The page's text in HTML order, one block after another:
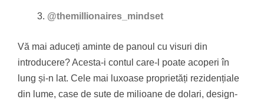
@themillionaires_mindset
Vă mai aduceți aminte de panoul cu visuri din
introducere? Acesta-i contul care-l poate acoperi în
lung și-n lat. Cele mai luxoase proprietăți rezidențiale
din lume, case de sute de milioane de dolari, design-